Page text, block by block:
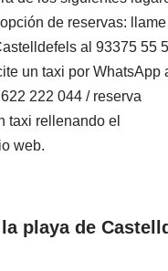
de reservas: llame
al 93375 55
un taxi por WhatsApp
222 044 / reserva
taxi rellenando el
web.
playa de